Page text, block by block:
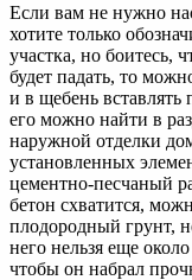
Если вам не нужно
хотите только
участка, но боитесь,
будет падать, то
и в щебень
его можно найти в
наружной отделки
установленных
цементно-песчаный
бетон схватится,
плодородный грунт,
него нельзя еще
чтобы он набрал